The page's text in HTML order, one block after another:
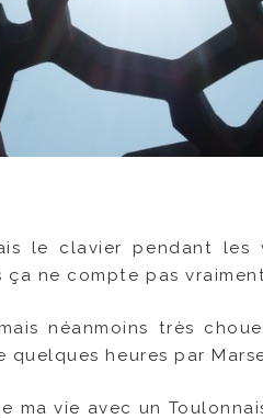
le clavier pendant les
ne compte pas
néanmoins très
quelques heures par
vie avec un